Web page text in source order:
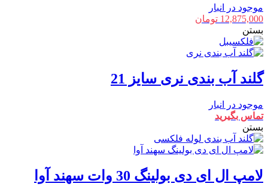
موجود در انبار
12,875,000 تومان
بستن
گلند آب بندی نری سایز 21
موجود در انبار
تماس بگیرید
بستن
لامپ ال ای دی بولینگ 30 وات سهند آوا